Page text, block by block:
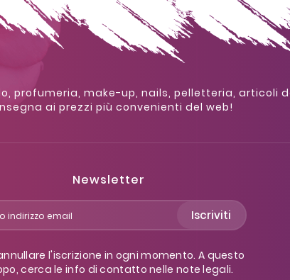
profumeria, make-up, nails, pelletteria, articoli
ai prezzi più convenienti del web!
Newsletter
Iscriviti
l'iscrizione in ogni momento. A questo
cerca le info di contatto nelle note legali.